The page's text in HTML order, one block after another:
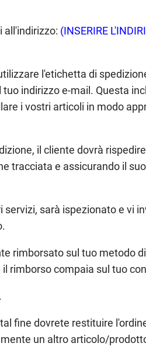
all'indirizzo: (INSERIRE
l'etichetta di
indirizzo e-mail. Questa
i vostri articoli in modo
il cliente dovrà
tracciata e assicurando il
sarà ispezionato e vi
rimborsato sul tuo metodo
il rimborso compaia sul tuo
fine dovrete restituire
un altro articolo/